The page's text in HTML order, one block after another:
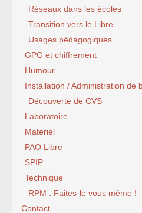
Réseaux dans les écoles
Transition vers le Libre...
Usages pédagogiques
GPG et chiffrement
Humour
Installation / Administration de
Découverte de CVS
Laboratoire
Matériel
PAO Libre
SPIP
Technique
RPM : Faites-le vous même !
Contact